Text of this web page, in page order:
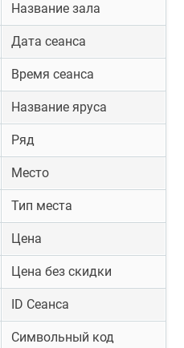
Название зала
Дата сеанса
Время сеанса
Название яруса
Ряд
Место
Тип места
Цена
Цена без скидки
ID Сеанса
Символьный код